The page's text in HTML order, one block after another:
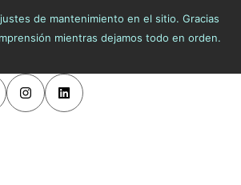
de mantenimiento en el sitio. Gracias
mientras dejamos todo en orden.